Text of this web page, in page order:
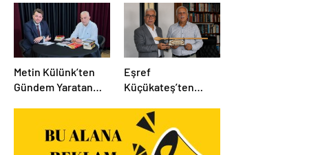
Metin Külünk’ten
Gündem Yaratan
Siyasete İlişkin
Eşref
Küçükateş’ten
Hüseyin Avni
Mutlu’ya Anlamlı
Ziyaret